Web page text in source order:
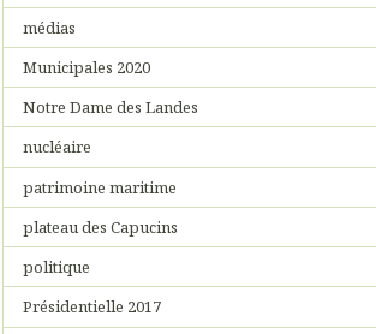
médias
Municipales 2020
Notre Dame des Landes
nucléaire
patrimoine maritime
plateau des Capucins
politique
Présidentielle 2017